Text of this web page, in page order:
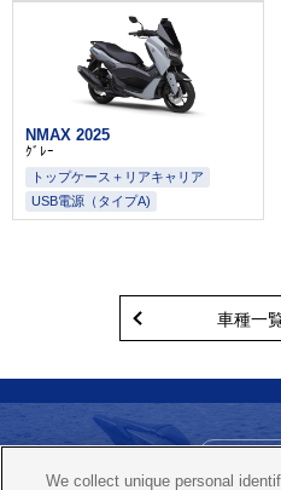
NMAX 2025
ｸﾞﾚｰ
トップケース＋リアキャリア
USB電源（タイプA)
車種一
We collect unique personal